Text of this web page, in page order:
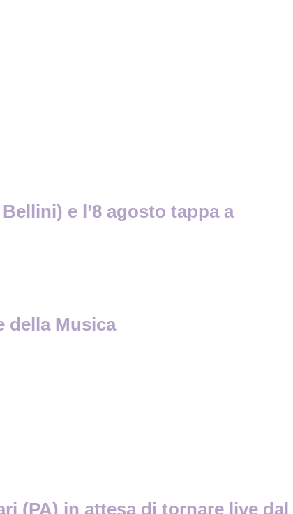
e l’8 agosto tappa a
della Musica
(PA) in attesa di tornare live dal